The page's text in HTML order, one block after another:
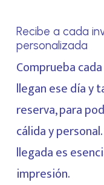
Recibe a cada
personalizada
Comprueba
llegan ese día y
reserva, para
cálida y
llegada es
impresión.